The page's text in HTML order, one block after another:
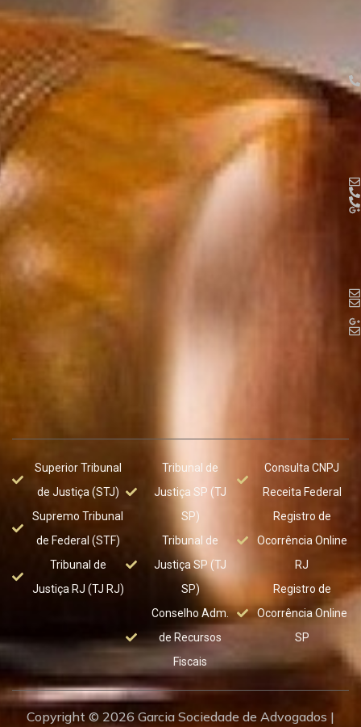
Superior Tribunal
de Justiça (STJ)
Supremo Tribunal
de Federal (STF)
Tribunal de
Justiça RJ (TJ RJ)
Tribunal de
Justiça SP (TJ
SP)
Tribunal de
Justiça SP (TJ
SP)
Conselho Adm.
de Recursos
Fiscais
Consulta CNPJ
Receita Federal
Registro de
Ocorrência Online
RJ
Registro de
Ocorrência Online
SP
Copyright © 2026 Garcia Sociedade de Advogados |